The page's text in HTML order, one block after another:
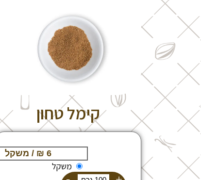
קימל טחון
משקל